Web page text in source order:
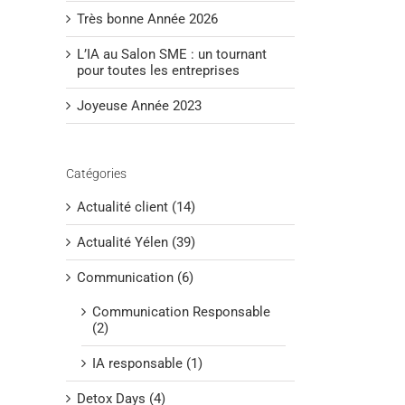
Très bonne Année 2026
L’IA au Salon SME : un tournant
pour toutes les entreprises
Joyeuse Année 2023
Catégories
Actualité client (14)
Actualité Yélen (39)
Communication (6)
Communication Responsable
(2)
IA responsable (1)
Detox Days (4)